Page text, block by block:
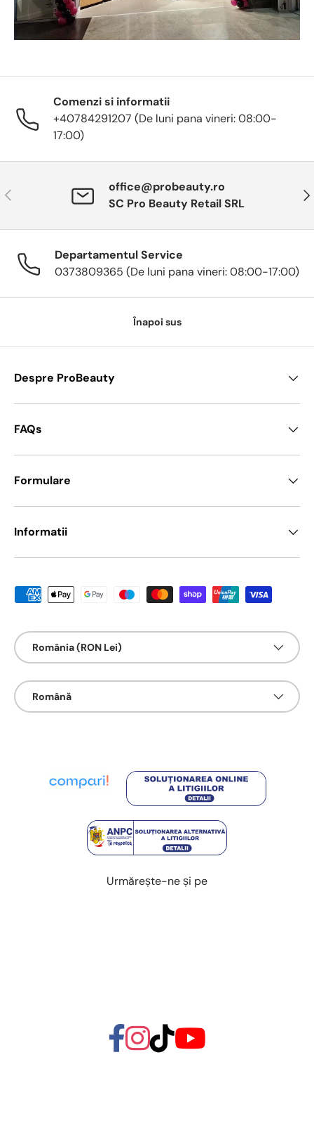
Comenzi si informatii
+40784291207 (De luni pana vineri: 08:00-
17:00)
Anterior
office@probeauty.ro
SC Pro Beauty Retail SRL
Departamentul Service
0373809365 (De luni pana vineri: 08:00-17:00)
Înapoi sus
Despre ProBeauty
FAQs
Formulare
Informatii
Metode de platā acceptate
Țarǎ/Regiune
România (RON Lei)
Limbā
Română
Urmărește-ne și pe